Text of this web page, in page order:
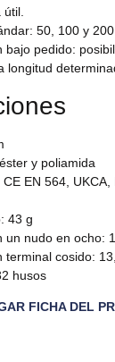
50, 100 y 200
bajo pedido:
longitud
y poliamida
EN 564, UKCA,
43 g
un nudo en ocho:
terminal cosido:
husos
FICHA DEL